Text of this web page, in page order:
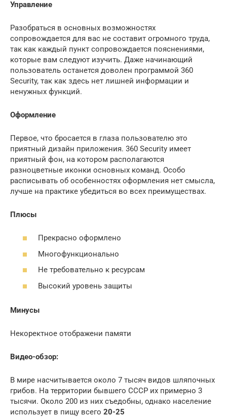
Управление
Разобраться в основных возможностях
сопровождается для вас не составит огромного труда,
так как каждый пункт сопровождается пояснениями,
которые вам следуют изучить. Даже начинающий
пользователь останется доволен программой 360
Security, так как здесь нет лишней информации и
ненужных функций.
Оформление
Первое, что бросается в глаза пользователю это
приятный дизайн приложения. 360 Security имеет
приятный фон, на котором располагаются
разноцветные иконки основных команд. Особо
расписывать об особенностях оформления нет смысла,
лучше на практике убедиться во всех преимуществах.
Плюсы
Прекрасно оформлено
Многофункционально
Не требовательно к ресурсам
Высокий уровень защиты
Минусы
Некоректное отображени памяти
Видео-обзор:
В мире насчитывается около 7 тысяч видов шляпочных
грибов. На территории бывшего СССР их примерно 3
тысячи. Около 200 из них съедобны, однако население
использует в пищу всего 20-25